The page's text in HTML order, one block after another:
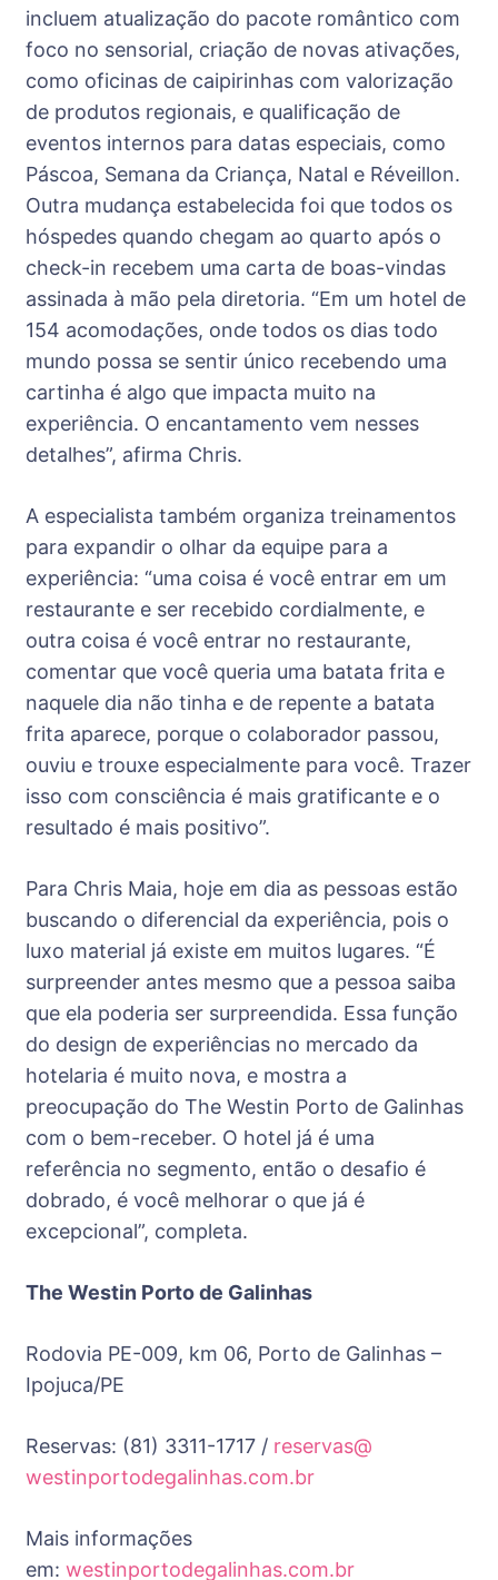
incluem atualização do pacote romântico com
foco no sensorial, criação de novas ativações,
como oficinas de caipirinhas com valorização
de produtos regionais, e qualificação de
eventos internos para datas especiais, como
Páscoa, Semana da Criança, Natal e Réveillon.
Outra mudança estabelecida foi que todos os
hóspedes quando chegam ao quarto após o
check-in recebem uma carta de boas-vindas
assinada à mão pela diretoria. “Em um hotel de
154 acomodações, onde todos os dias todo
mundo possa se sentir único recebendo uma
cartinha é algo que impacta muito na
experiência. O encantamento vem nesses
detalhes”, afirma Chris.
A especialista também organiza treinamentos
para expandir o olhar da equipe para a
experiência: “uma coisa é você entrar em um
restaurante e ser recebido cordialmente, e
outra coisa é você entrar no restaurante,
comentar que você queria uma batata frita e
naquele dia não tinha e de repente a batata
frita aparece, porque o colaborador passou,
ouviu e trouxe especialmente para você. Trazer
isso com consciência é mais gratificante e o
resultado é mais positivo”.
Para Chris Maia, hoje em dia as pessoas estão
buscando o diferencial da experiência, pois o
luxo material já existe em muitos lugares. “É
surpreender antes mesmo que a pessoa saiba
que ela poderia ser surpreendida. Essa função
do design de experiências no mercado da
hotelaria é muito nova, e mostra a
preocupação do The Westin Porto de Galinhas
com o bem-receber. O hotel já é uma
referência no segmento, então o desafio é
dobrado, é você melhorar o que já é
excepcional”, completa.
The Westin Porto de Galinhas
Rodovia PE-009, km 06, Porto de Galinhas –
Ipojuca/PE
Reservas: (81) 3311-1717 / reservas@
westinportodegalinhas.com.br
Mais informações
em: westinportodegalinhas.com.br